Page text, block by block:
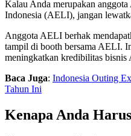
Kalau Anda merupakan
Indonesia (AELI), jangan
Anggota AELI berhak
tampil di booth bersama AELI.
meningkatkan kredibilitas bisnis
Baca Juga: Indonesia Outing
Tahun Ini
Kenapa Anda